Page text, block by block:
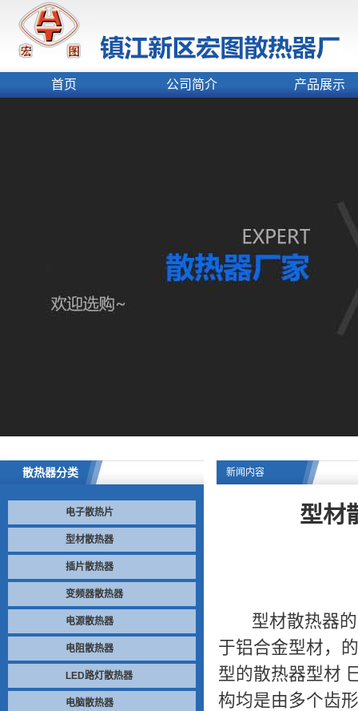
首页 公司简介 产品展示
散热器分类
电子散热片
型材散热器
插片散热器
变频器散热器
电源散热器
电阻散热器
LED路灯散热器
电脑散热器
新闻内容
型材
型材散热器
于铝合金型材，
型的散热器型材
构均是由多个齿